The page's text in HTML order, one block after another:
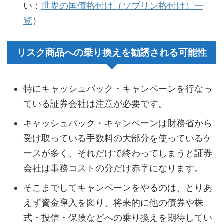
い： 世界の国債格付け（ソブリン格付け）一
覧）
リスク商品への乗り換えを勧誘される可能性
特にキャッシュバック・キャンペーンを行なっ
ている証券会社は注意が必要です。
キャッシュバック・キャンペーンは財務省から
受け取っている手数料の大部分を使っているケ
ースが多く、それだけで終わってしまうと証券
会社は事務コストの分だけ赤字になります。
そこまでしてキャンペーンをやるのは、とりあ
えず資金導入を図り、将来的に他の債券や株
式・投信・保険などへの乗り換えを期待してい